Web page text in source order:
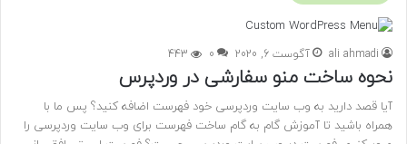
ali ahmadi آگوست 6, 2020 0
443
نحوه ساخت منو سفارشی در وردپرس
آیا قصد دارید به وب سایت وردپرسی خود فهرست اضافه کنید؟ پس ما با
همراه باشید تا آموزش گام به گام ساخت فهرست برای وب سایت وردپرسی را